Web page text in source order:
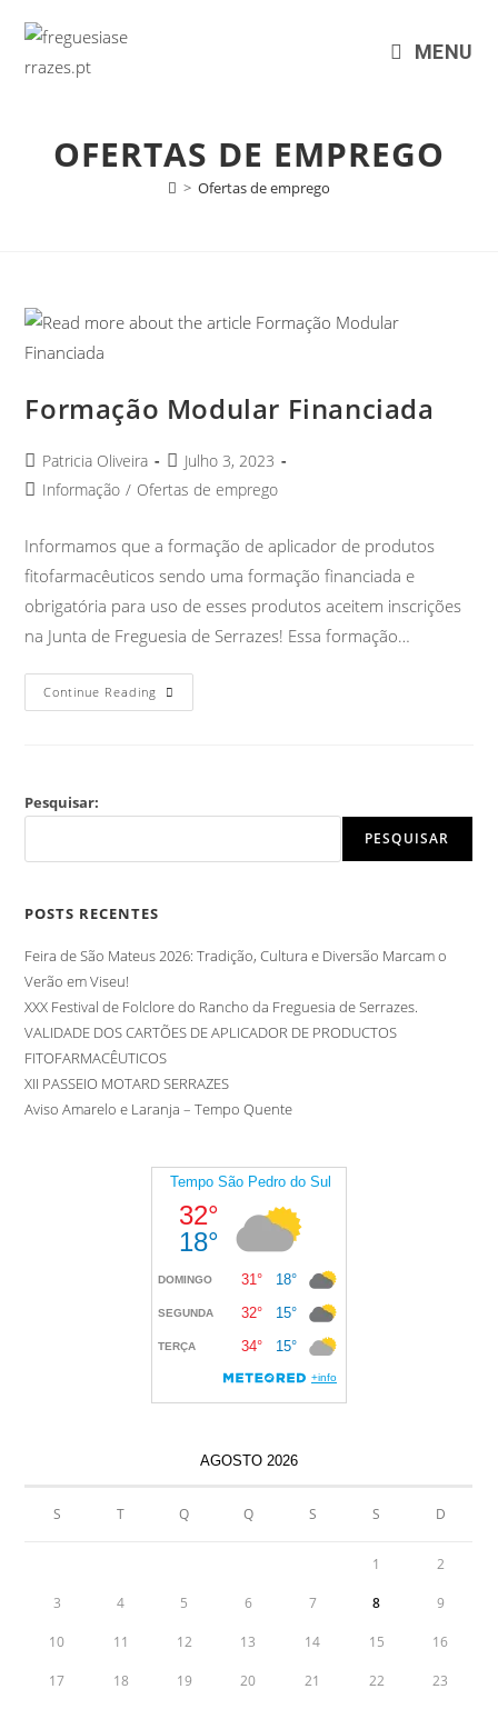
MENU
OFERTAS DE EMPREGO
> Ofertas de emprego
Formação Modular Financiada
Patricia Oliveira
Julho 3, 2023
Informação / Ofertas de emprego
Informamos que a formação de aplicador de produtos
fitofarmacêuticos sendo uma formação financiada e
obrigatória para uso de esses produtos aceitem inscrições
na Junta de Freguesia de Serrazes! Essa formação…
Continue Reading
Pesquisar:
PESQUISAR
POSTS RECENTES
Feira de São Mateus 2026: Tradição, Cultura e Diversão Marcam o
Verão em Viseu!
XXX Festival de Folclore do Rancho da Freguesia de Serrazes.
VALIDADE DOS CARTÕES DE APLICADOR DE PRODUCTOS
FITOFARMACÊUTICOS
XII PASSEIO MOTARD SERRAZES
Aviso Amarelo e Laranja – Tempo Quente
AGOSTO 2026
S T Q Q S S D
1 2
3 4 5 6 7 8 9
10 11 12 13 14 15 16
17 18 19 20 21 22 23